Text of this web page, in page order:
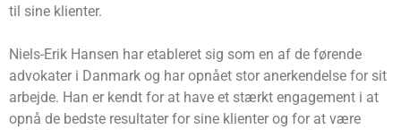
til sine klienter.
Niels-Erik Hansen har etableret sig som en af de førende
advokater i Danmark og har opnået stor anerkendelse for sit
arbejde. Han er kendt for at have et stærkt engagement i at
opnå de bedste resultater for sine klienter og for at være